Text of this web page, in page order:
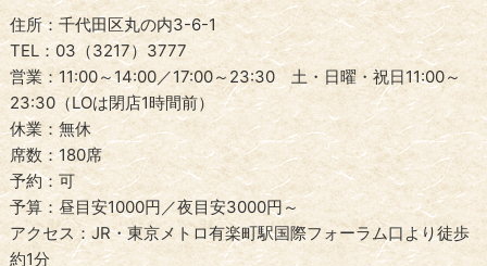
住所：千代田区丸の内3-6-1
TEL：03（3217）3777
営業：11:00～14:00／17:00～23:30 土・日曜・祝日11:00～
23:30（LOは閉店1時間前）
休業：無休
席数：180席
予約：可
予算：昼目安1000円／夜目安3000円～
アクセス：JR・東京メトロ有楽町駅国際フォーラム口より徒歩
約1分